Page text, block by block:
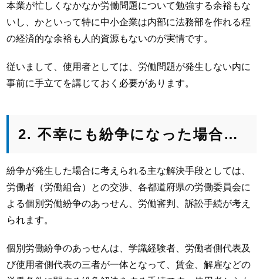
本業が忙しくなかなか労働問題について勉強する余裕もな
いし、かといって特に中小企業は内部に法務部を作れる程
の経済的な余裕も人的資源もないのが実情です。
従いまして、使用者としては、労働問題が発生しない内に
事前に手立てを講じておく必要があります。
2. 不幸にも紛争になった場合…
紛争が発生した場合に考えられる主な解決手段としては、
労働者（労働組合）との交渉、各都道府県の労働委員会に
よる個別労働紛争のあっせん、労働審判、訴訟手続が考え
られます。
個別労働紛争のあっせんは、学識経験者、労働者側代表及
び使用者側代表の三者が一体となって、賃金、解雇などの